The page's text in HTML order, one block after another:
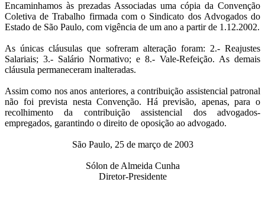
Encaminhamos às prezadas Associadas uma cópia da Convenção
Coletiva de Trabalho firmada com o Sindicato dos Advogados do
Estado de São Paulo, com vigência de um ano a partir de 1.12.2002.
As únicas cláusulas que sofreram alteração foram: 2.- Reajustes
Salariais; 3.- Salário Normativo; e 8.- Vale-Refeição. As demais
cláusula permaneceram inalteradas.
Assim como nos anos anteriores, a contribuição assistencial patronal
não foi prevista nesta Convenção. Há previsão, apenas, para o
recolhimento da contribuição assistencial dos advogados-
empregados, garantindo o direito de oposição ao advogado.
São Paulo, 25 de março de 2003
Sólon de Almeida Cunha
Diretor-Presidente